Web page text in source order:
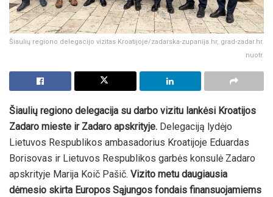
Šiaulių regiono delegacijo vizitas Kroatijoje/zadarska-zupanija.hr, grad-zadar.hr.
nuotr.
Šiaulių regiono delegacija su darbo vizitu lankėsi Kroatijos
Zadaro mieste ir Zadaro apskrityje. Delegaciją lydėjo
Lietuvos Respublikos ambasadorius Kroatijoje Eduardas
Borisovas ir Lietuvos Respublikos garbės konsulė Zadaro
apskrityje Marija Koič Pašič. Vizito metu daugiausia
dėmesio skirta Europos Sąjungos fondais finansuojamiems